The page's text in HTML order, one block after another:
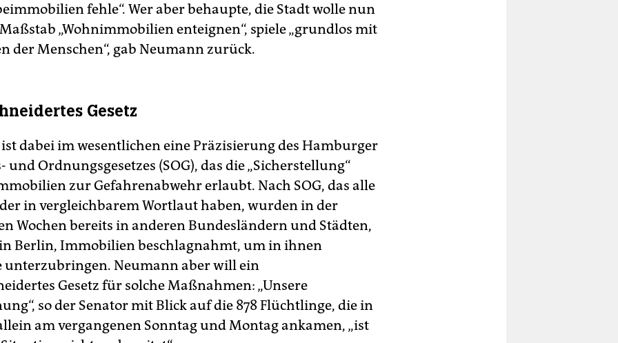
fehle“. Wer aber behaupte, die Stadt wolle nun
„Wohnimmobilien enteignen“, spiele „grundlos mit
der Menschen“, gab Neumann zurück.
Gesetz
ist dabei im wesentlichen eine Präzisierung des Hamburger
und Ordnungsgesetzes (SOG), das die „Sicherstellung“
zur Gefahrenabwehr erlaubt. Nach SOG, das alle
in vergleichbarem Wortlaut haben, wurden in der
Wochen bereits in anderen Bundesländern und Städten,
Berlin, Immobilien beschlagnahmt, um in ihnen
unterzubringen. Neumann aber will ein
Gesetz für solche Maßnahmen: „Unsere
so der Senator mit Blick auf die 878 Flüchtlinge, die in
am vergangenen Sonntag und Montag ankamen, „ist